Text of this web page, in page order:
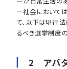
ー社会において
て、以下は現行
るべき選挙制度
2 アバ